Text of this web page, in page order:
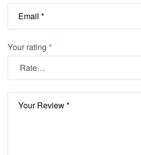
Your rating *